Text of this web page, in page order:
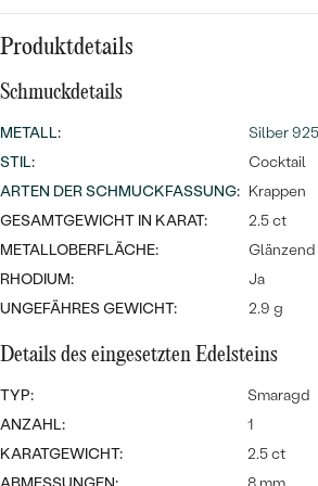
Eheringe
ANSCHAUEN
MIT EDELSTEIN
PLATIN
SILBER
EDELSTEINSCHMUCK
SCHMUCK MIT LAB GROWN
DIAMANTEN
NACH STYL
PERSONALISIERT
SYMBOLISCH
NACH ANLASS
PREISWERTE
LUXURIÖSE
LUXURIÖSE
Produktdetails
Schmuckdetails
METALL:
Silber
STIL:
Cocktail
ARTEN DER SCHMUCKFASSUNG: Krappen
GESAMTGEWICHT IN KARAT:
2.5 ct
METALLOBERFLÄCHE:
Glänzend
RHODIUM:
Ja
UNGEFÄHRES GEWICHT:
2.9 g
Details des eingesetzten Edelsteins
TYP:
Smaragd
ANZAHL:
1
KARATGEWICHT:
2.5 ct